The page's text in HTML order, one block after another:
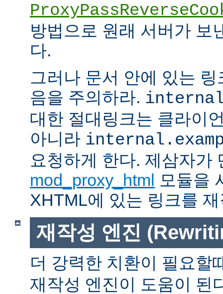
방법으로 원래 서버가 보
다.
그러나 문서 안에 있는
음을 주의하라.
대한 절대링크는 클라이
아니라
요청하게 한다. 제삼자가
mod_proxy_html 모듈을
XHTML에 있는 링크를
재작성 엔진
더 강력한 치환이 필요할
재작성 엔진이 도움이 된